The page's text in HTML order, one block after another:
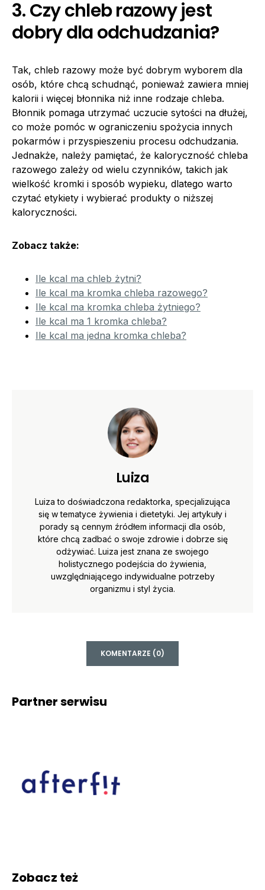
3. Czy chleb razowy jest
dobry dla odchudzania?
Tak, chleb razowy może być dobrym wyborem dla
osób, które chcą schudnąć, ponieważ zawiera mniej
kalorii i więcej błonnika niż inne rodzaje chleba.
Błonnik pomaga utrzymać uczucie sytości na dłużej,
co może pomóc w ograniczeniu spożycia innych
pokarmów i przyspieszeniu procesu odchudzania.
Jednakże, należy pamiętać, że kaloryczność chleba
razowego zależy od wielu czynników, takich jak
wielkość kromki i sposób wypieku, dlatego warto
czytać etykiety i wybierać produkty o niższej
kaloryczności.
Zobacz także:
Ile kcal ma chleb żytni?
Ile kcal ma kromka chleba razowego?
Ile kcal ma kromka chleba żytniego?
Ile kcal ma 1 kromka chleba?
Ile kcal ma jedna kromka chleba?
Luiza
Luiza to doświadczona redaktorka, specjalizująca
się w tematyce żywienia i dietetyki. Jej artykuły i
porady są cennym źródłem informacji dla osób,
które chcą zadbać o swoje zdrowie i dobrze się
odżywiać. Luiza jest znana ze swojego
holistycznego podejścia do żywienia,
uwzględniającego indywidualne potrzeby
organizmu i styl życia.
KOMENTARZE (0)
Partner serwisu
Zobacz też